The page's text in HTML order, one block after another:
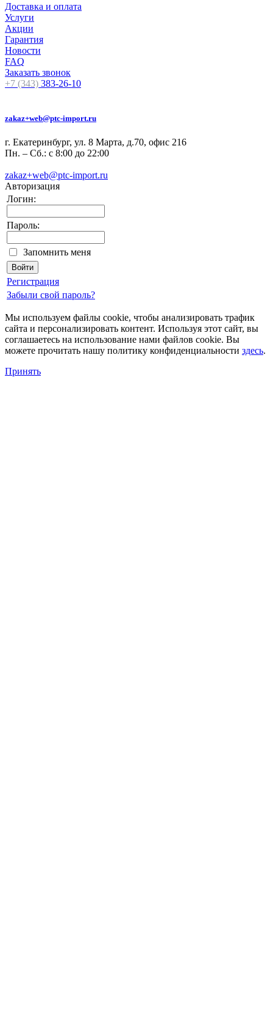
Доставка и оплата
Услуги
Акции
Гарантия
Новости
FAQ
Заказать звонок
+7 (343) 383-26-10
zakaz+web@ptc-import.ru
г. Екатеринбург, ул. 8 Марта, д.70, офис 216
Пн. – Сб.: с 8:00 до 22:00
zakaz+web@ptc-import.ru
Авторизация
Логин:
Пароль:
Запомнить меня
Регистрация
Забыли свой пароль?
Мы используем файлы cookie, чтобы анализировать трафик
сайта и персонализировать контент. Используя этот сайт, вы
соглашаетесь на использование нами файлов cookie. Вы
можете прочитать нашу политику конфиденциальности здесь.
Принять